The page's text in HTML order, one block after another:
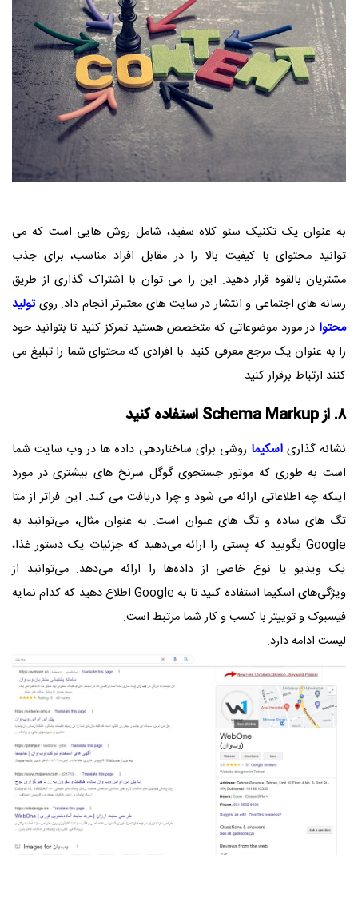
به عنوان یک تکنیک سئو کلاه سفید، شامل روش هایی است که می
توانید محتوای با کیفیت بالا را در مقابل افراد مناسب، برای جذب
مشتریان بالقوه قرار دهید. این را می توان با اشتراک گذاری از طریق
رسانه های اجتماعی و انتشار در سایت های معتبرتر انجام داد. رویتولید
محتوا در مورد موضوعاتی که متخصص هستید تمرکز کنید تا بتوانید خود
را به عنوان یک مرجع معرفی کنید. با افرادی که محتوای شما را تبلیغ می
کنند ارتباط برقرار کنید.
۸. از Schema Markup استفاده کنید
نشانه گذاریاسکیما روشی برای ساختاردهی داده ها در وب سایت شما
است به طوری که موتور جستجوی گوگل سرنخ های بیشتری در مورد
اینکه چه اطلاعاتی ارائه می شود و چرا دریافت می کند. این فراتر از متا
تگ های ساده و تگ های عنوان است. به عنوان مثال، می‌توانید به
Google بگویید که پستی را ارائه می‌دهید که جزئیات یک دستور غذا،
یک ویدیو یا نوع خاصی از داده‌ها را ارائه می‌دهد. می‌توانید از
ویژگی‌های اسکیما استفاده کنید تا به Google اطلاع دهید که کدام نمایه
فیسبوک و توییتر با کسب و کار شما مرتبط است.
لیست ادامه دارد.